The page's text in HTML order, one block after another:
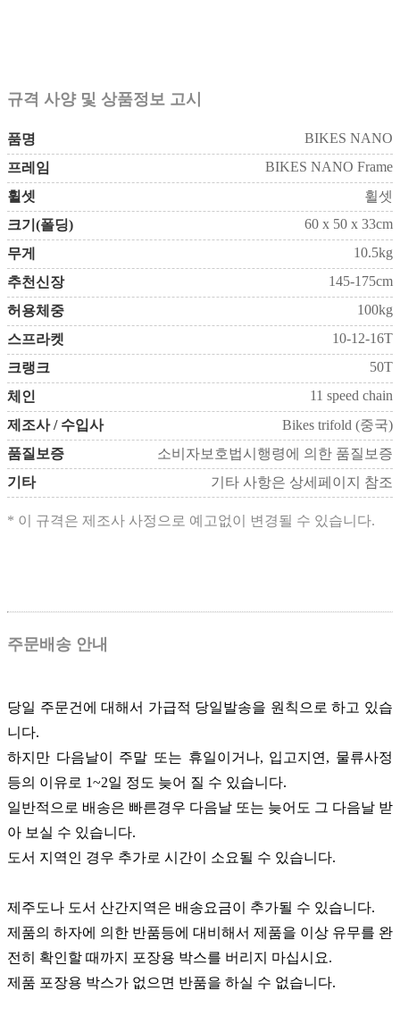
규격 사양 및 상품정보 고시
품명
BIKES NANO
프레임
BIKES NANO Frame
휠셋
휠셋
크기(폴딩)
60 x 50 x 33cm
무게
10.5kg
추천신장
145-175cm
허용체중
100kg
스프라켓
10-12-16T
크랭크
50T
체인
11 speed chain
제조사 / 수입사
Bikes trifold (중국)
품질보증
소비자보호법시행령에 의한 품질보증
기타
기타 사항은 상세페이지 참조
* 이 규격은 제조사 사정으로 예고없이 변경될 수 있습니다.
주문배송 안내
당일 주문건에 대해서 가급적 당일발송을 원칙으로 하고 있습
니다.
하지만 다음날이 주말 또는 휴일이거나, 입고지연, 물류사정
등의 이유로 1~2일 정도 늦어 질 수 있습니다.
일반적으로 배송은 빠른경우 다음날 또는 늦어도 그 다음날 받
아 보실 수 있습니다.
도서 지역인 경우 추가로 시간이 소요될 수 있습니다.
제주도나 도서 산간지역은 배송요금이 추가될 수 있습니다.
제품의 하자에 의한 반품등에 대비해서 제품을 이상 유무를 완
전히 확인할 때까지 포장용 박스를 버리지 마십시요.
제품 포장용 박스가 없으면 반품을 하실 수 없습니다.